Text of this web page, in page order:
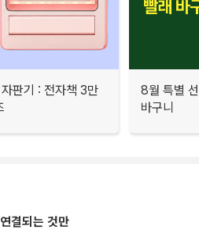
판기 : 전자책 3만
8월 특별
바구니
결되는 것만